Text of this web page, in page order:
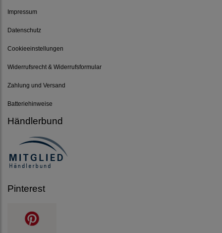
Impressum
Datenschutz
Cookieeinstellungen
Widerrufsrecht & Widerrufsformular
Zahlung und Versand
Batteriehinweise
Händlerbund
Pinterest